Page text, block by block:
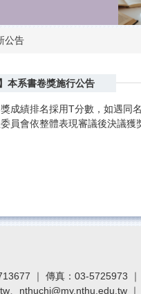
公告
本系書卷獎施行公告
成績排名採用T分數，如遇同
員會依整體表現審議後決議獲
｜ 傳真：03-5725973 ｜
、nthuchi@my.nthu.edu.tw